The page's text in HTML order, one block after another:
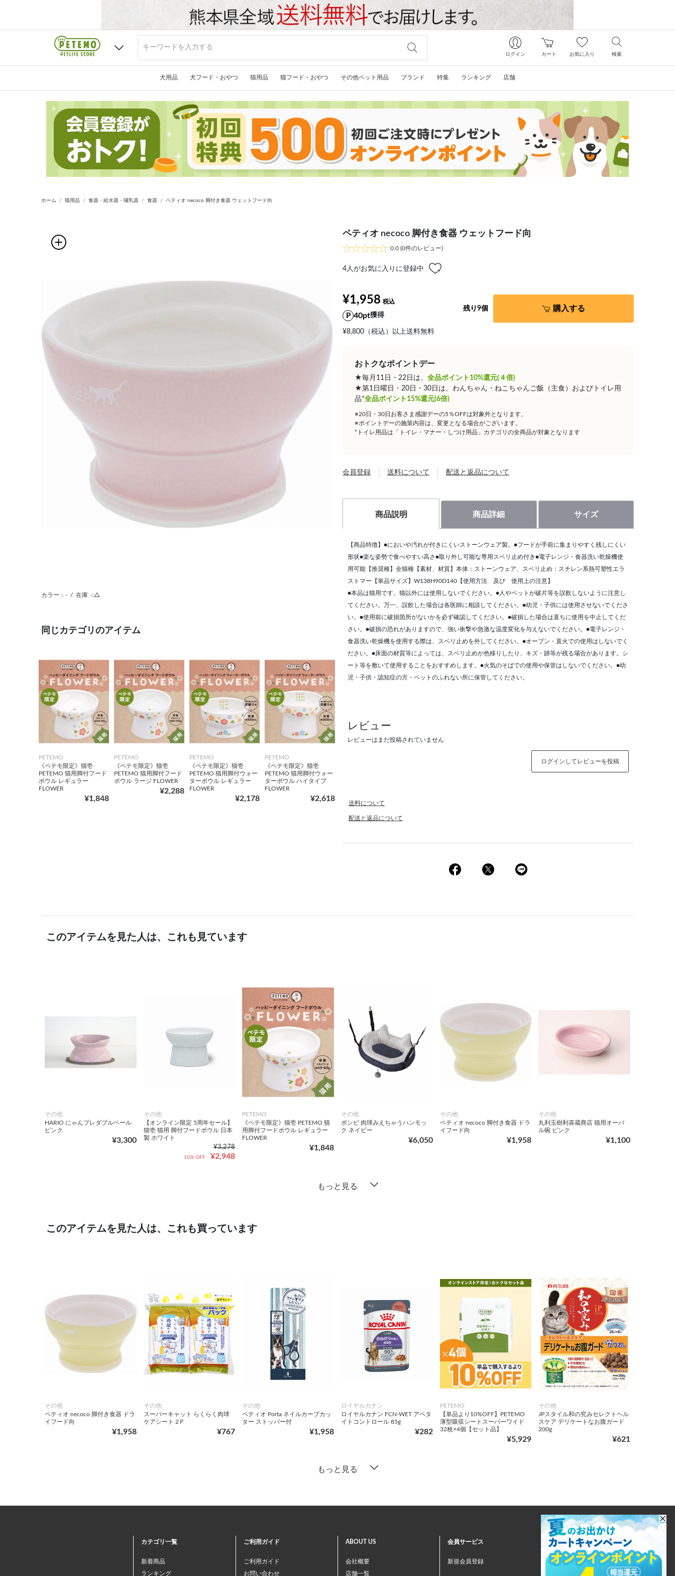
ログイン カート お気に入り 検索
犬用品 犬フード・おやつ 猫用品 猫フード・おやつ その他ペット用品 ブランド 特集 ランキング 店舗
ホーム 猫用品 食器・給水器・哺乳器 食器 ペティオ necoco 脚付き食器 ウェットフード向
カラー：- / 在庫 -:△
同じカテゴリのアイテム
PETEMO
《ペテモ限定》猫壱
PETEMO 猫用脚付フード
ボウル レギュラー
FLOWER
¥1,848
PETEMO
《ペテモ限定》猫壱
PETEMO 猫用脚付フード
ボウル ラージ FLOWER
¥2,288
PETEMO
《ペテモ限定》猫壱
PETEMO 猫用脚付ウォー
ターボウル レギュラー
FLOWER
¥2,178
PETEMO
《ペテモ限定》猫壱
PETEMO 猫用脚付ウォー
ターボウル ハイタイプ
FLOWER
¥2,618
ペティオ necoco 脚付き食器 ウェットフード向
0.0 (0件のレビュー)
4人がお気に入りに登録中
¥1,958
40pt獲得
¥8,800（税込）以上送料無料
残り9個 購入する
おトクなポイントデー
★毎月11日・22日は、 全品ポイント10%還元(４倍)
★第1日曜日・20日・30日は、わんちゃん・ねこちゃんご飯（主食）およびトイレ用
品*全品ポイント15%還元(6倍)
※20日・30日お客さま感謝デーの5％OFFは対象外となります。
※ポイントデーの施策内容は、変更となる場合がございます。
*トイレ用品は「トイレ・マナー・しつけ用品」カテゴリの全商品が対象となります
会員登録 送料について 配送と返品について
商品説明 商品詳細 サイズ
【商品特徴】●においや汚れが付きにくいストーンウェア製。●フードが手前に集まりやすく残しにくい
形状●楽な姿勢で食べやすい高さ●取り外し可能な専用スベリ止め付き●電子レンジ・食器洗い乾燥機使
用可能【推奨種】全猫種【素材、材質】本体：ストーンウェア、スベリ止め：スチレン系熱可塑性エラ
ストマー【単品サイズ】W138H90D140【使用方法 及び 使用上の注意】
●本品は猫用です。猫以外には使用しないでください。●人やペットが破片等を誤飲しないように注意し
てください。万一、誤飲した場合は各医師に相談してください。●幼児・子供には使用させないでくださ
い。●使用前に破損箇所がないかを必ず確認してください。●破損した場合は直ちに使用を中止してくだ
さい。●破損の恐れがありますので、強い衝撃や急激な温度変化を与えないでください。●電子レンジ・
食器洗い乾燥機を使用する際は、スベリ止めを外してください。●オーブン・直火での使用はしないでく
ださい。●床面の材質等によっては、スベリ止めが色移りしたり、キズ・跡等が残る場合があります。シ
ート等を敷いて使用することをおすすめします。●火気のそばでの使用や保管はしないでください。●幼
児・子供・認知症の方・ペットのふれない所に保管してください。
レビュー
レビューはまだ投稿されていません
ログインしてレビューを投稿
送料について
配送と返品について
このアイテムを見た人は、これも見ています
その他
HARIO にゃんプレダブルペール
ピンク
¥3,300
その他
【オンライン限定 5周年セール】
猫壱 猫用 脚付フードボウル 日本
製 ホワイト
¥3,278
¥2,948
10% OFF
PETEMO
《ペテモ限定》猫壱 PETEMO 猫
用脚付フードボウル レギュラー
FLOWER
¥1,848
その他
ボンビ 肉球みえちゃうハンモッ
ク ネイビー
¥6,050
その他
ペティオ necoco 脚付き食器 ドラ
イフード向
¥1,958
その他
丸利玉樹利喜蔵商店 猫用オーバ
ル碗 ピンク
¥1,100
もっと見る
このアイテムを見た人は、これも買っています
その他
ペティオ necoco 脚付き食器 ドラ
イフード向
¥1,958
その他
スーパーキャット らくらく肉球
ケアシート 2Ｐ
¥767
その他
ペティオ Porta ネイルカーブカッ
ター ストッパー付
¥1,958
ロイヤルカナン
ロイヤルカナン FCN-WET アペタ
イトコントロール 85g
¥282
PETEMO
【単品より10%OFF】PETEMO
薄型吸収シートスーパーワイド
32枚×4個【セット品】
¥5,929
その他
JPスタイル和の究みセレクトヘル
スケア デリケートなお腹ガード
200g
¥621
もっと見る
カテゴリ一覧
新着商品
ランキング
ご利用ガイド
ご利用ガイド
お問い合わせ
ABOUT US
会社概要
店舗一覧
会員サービス
新規会員登録